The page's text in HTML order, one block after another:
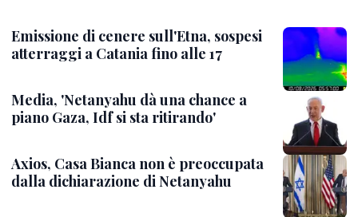
Emissione di cenere sull'Etna, sospesi
atterraggi a Catania fino alle 17
Media, 'Netanyahu dà una chance a
piano Gaza, Idf si sta ritirando'
Axios, Casa Bianca non è preoccupata
dalla dichiarazione di Netanyahu